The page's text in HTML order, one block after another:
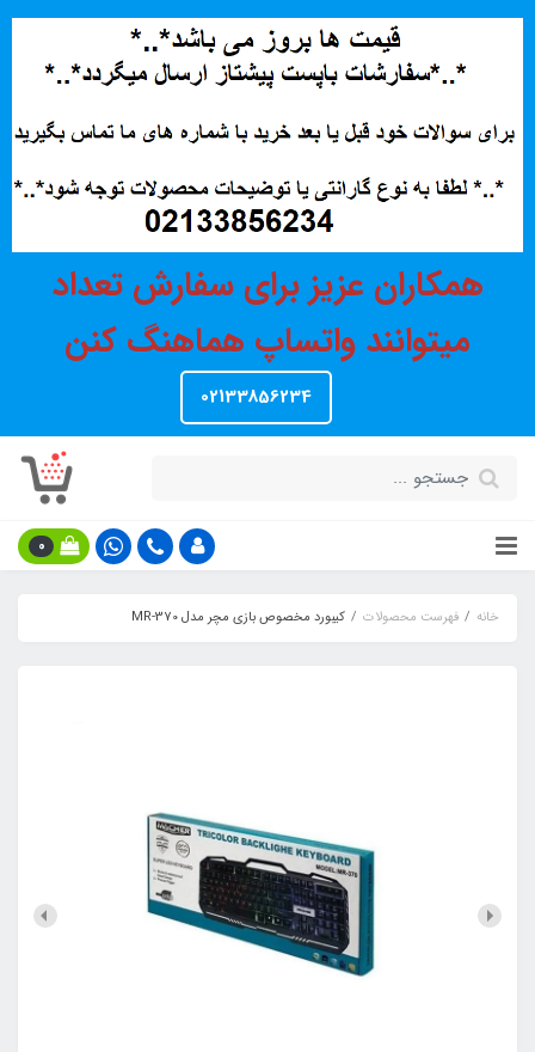
همکاران عزیز برای سفارش تعداد
میتوانند واتساپ هماهنگ کنن
02133856234
0
خانه فهرست محصولات کیبورد مخصوص بازی مچر مدل MR-370